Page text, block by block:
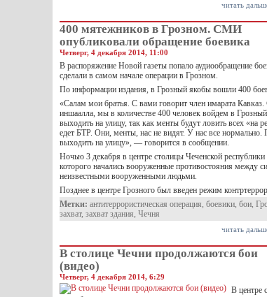
читать
400 мятежников в Грозном. СМИ
опубликовали обращение боевика
Четверг, 4 декабря 2014, 11:00
В распоряжение Новой газеты попало аудиообращение
сделали в самом начале операции в Грозном.
По информации издания, в Грозный якобы вошли 400
«Салам мои братья. С вами говорит член имарата
иншаалла, мы в количестве 400 человек войдем в
выходить на улицу, так как менты будут ловить всех «на
едет БТР. Они, менты, нас не видят. У нас все нормально.
выходить на улицу», — говорится в сообщении.
Ночью 3 декабря в центре столицы Чеченской
которого начались вооруженные противостояния между
неизвестными вооруженными людьми.
Позднее в центре Грозного был введен режим
Метки: антитеррористическая операция, боевики, бои,
захват, захват здания, Чечня
читать
В столице Чечни продолжаются бои
(видео)
Четверг, 4 декабря 2014, 6:29
В центре